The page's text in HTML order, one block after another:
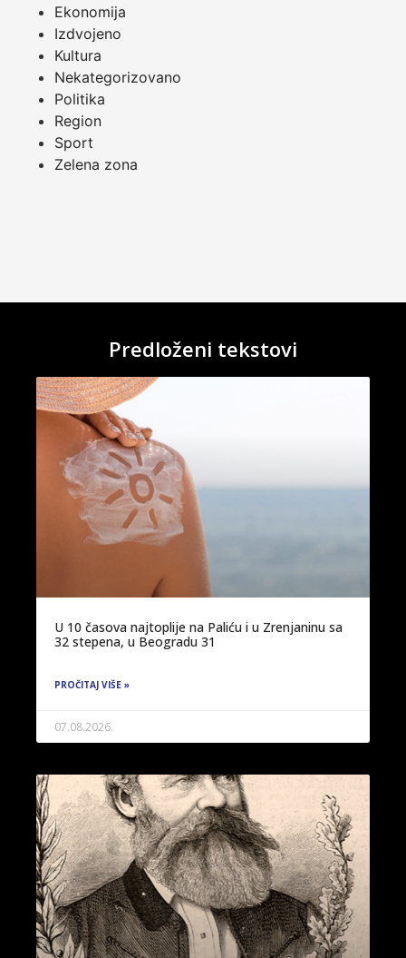
Ekonomija
Izdvojeno
Kultura
Nekategorizovano
Politika
Region
Sport
Zelena zona
Predloženi tekstovi
U 10 časova najtoplije na Paliću i u Zrenjaninu sa
32 stepena, u Beogradu 31
PROČITAJ VIŠE »
07.08.2026.